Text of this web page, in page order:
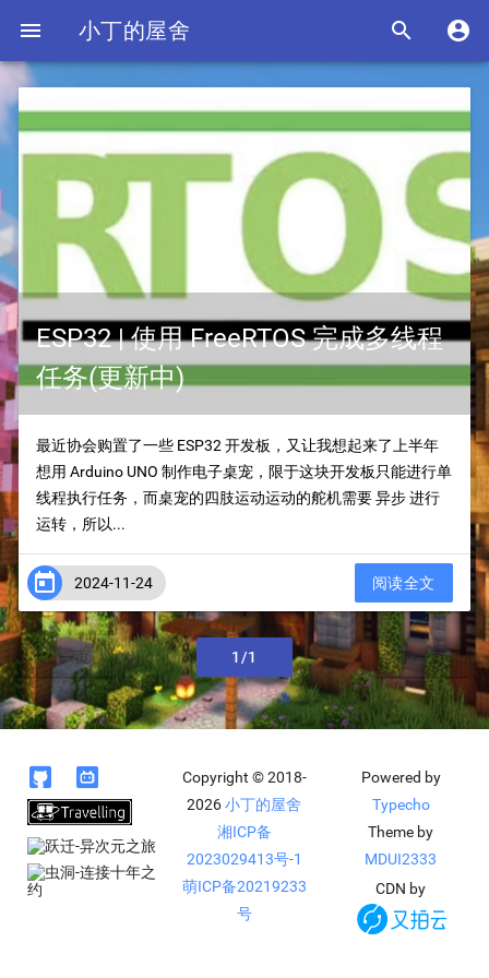
 小丁的屋舍  
ESP32 | 使用 FreeRTOS 完成多线程
任务(更新中)
最近协会购置了一些 ESP32 开发板，又让我想起来了上半年
想用 Arduino UNO 制作电子桌宠，限于这块开发板只能进行单
线程执行任务，而桌宠的四肢运动运动的舵机需要 异步 进行
运转，所以...
 2024-11-24 阅读全文
上一页 1/1 下一页
 
Copyright © 2018-
2026小丁的屋舍
湘ICP备
2023029413号-1
萌ICP备20219233
号
Powered by
Typecho
Theme by
MDUI2333
CDN by